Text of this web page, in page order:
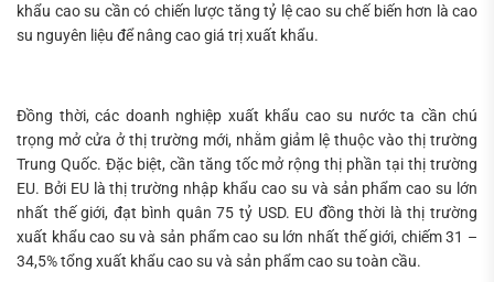
khẩu cao su cần có chiến lược tăng tỷ lệ cao su chế biến hơn là cao
su nguyên liệu để nâng cao giá trị xuất khẩu.
Đồng thời, các doanh nghiệp xuất khẩu cao su nước ta cần chú
trọng mở cửa ở thị trường mới, nhằm giảm lệ thuộc vào thị trường
Trung Quốc. Đặc biệt, cần tăng tốc mở rộng thị phần tại thị trường
EU. Bởi EU là thị trường nhập khẩu cao su và sản phẩm cao su lớn
nhất thế giới, đạt bình quân 75 tỷ USD. EU đồng thời là thị trường
xuất khẩu cao su và sản phẩm cao su lớn nhất thế giới, chiếm 31 –
34,5% tổng xuất khẩu cao su và sản phẩm cao su toàn cầu.